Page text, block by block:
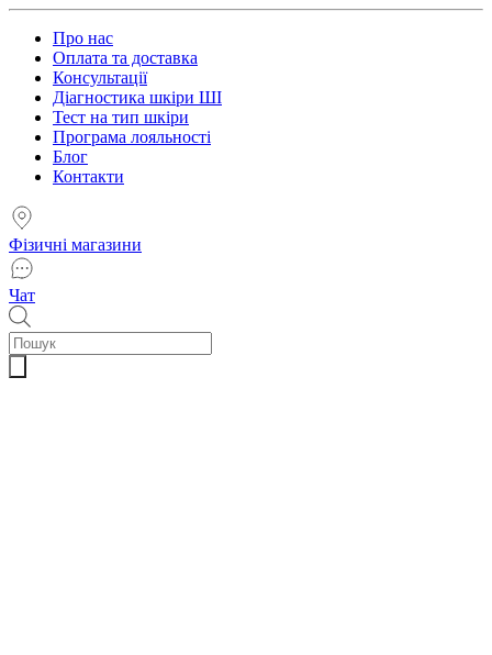
Про нас
Оплата та доставка
Консультації
Діагностика шкіри ШІ
Тест на тип шкіри
Програма лояльності
Блог
Контакти
Фізичні магазини
Чат
Пошук
товарів